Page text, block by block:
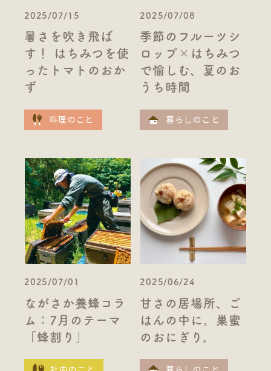
2025/07/15
暑さを吹き飛ば
す！ はちみつを使
ったトマトのおか
ず
料理のこと
2025/07/08
季節のフルーツシ
ロップ×はちみつ
で愉しむ、夏のお
うち時間
暮らしのこと
2025/07/01
ながさか養蜂コラ
ム：7月のテーマ
「蜂割り」
2025/06/24
甘さの居場所、ご
はんの中に。巣蜜
のおにぎり。